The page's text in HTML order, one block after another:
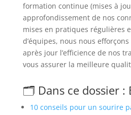
formation continue (mises à
approfondissement de nos
mises en pratiques régulières
d’équipes, nous nous
après jour l’efficience de nos
vous assurer la meilleure
🗂️ Dans ce dossier :
10 conseils pour un sourire